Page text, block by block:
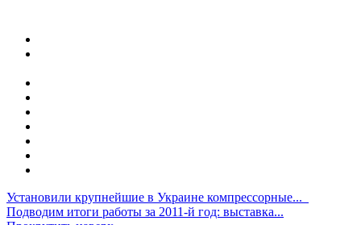
Установили крупнейшие в Украине компрессорные...
Подводим итоги работы за 2011-й год: выставка...